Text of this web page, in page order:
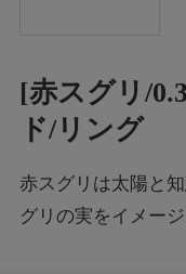
[赤スグリ/
ド/リング
赤スグリは太陽と
グリの実をイメージ